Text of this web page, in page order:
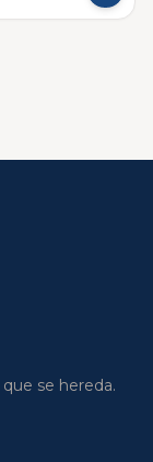
se hereda.